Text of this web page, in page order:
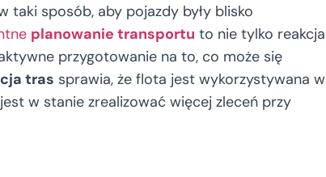
taki sposób, aby pojazdy były blisko
planowanie transportu to nie tylko reakcja
przygotowanie na to, co może się
tras sprawia, że flota jest wykorzystywana w
w stanie zrealizować więcej zleceń przy